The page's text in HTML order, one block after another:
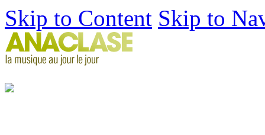
Skip to Content Skip to